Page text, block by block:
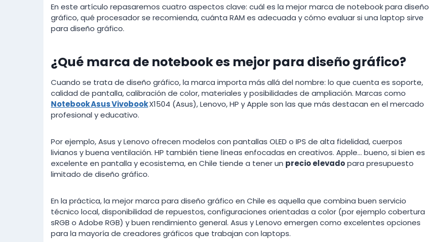
En este artículo repasaremos cuatro aspectos clave: cuál es la mejor marca de notebook para diseño
gráfico, qué procesador se recomienda, cuánta RAM es adecuada y cómo evaluar si una laptop sirve
para diseño gráfico.
¿Qué marca de notebook es mejor para diseño gráfico?
Cuando se trata de diseño gráfico, la marca importa más allá del nombre: lo que cuenta es soporte,
calidad de pantalla, calibración de color, materiales y posibilidades de ampliación. Marcas como
Notebook Asus VivobookX1504 (Asus), Lenovo, HP y Apple son las que más destacan en el mercado
profesional y educativo.
Por ejemplo, Asus y Lenovo ofrecen modelos con pantallas OLED o IPS de alta fidelidad, cuerpos
livianos y buena ventilación. HP también tiene líneas enfocadas en creativos. Apple… bueno, si bien es
excelente en pantalla y ecosistema, en Chile tiende a tener un precio elevadopara presupuesto
limitado de diseño gráfico.
En la práctica, la mejor marca para diseño gráfico en Chile es aquella que combina buen servicio
técnico local, disponibilidad de repuestos, configuraciones orientadas a color (por ejemplo cobertura
sRGB o Adobe RGB) y buen rendimiento general. Asus y Lenovo emergen como excelentes opciones
para la mayoría de creadores gráficos que trabajan con laptops.